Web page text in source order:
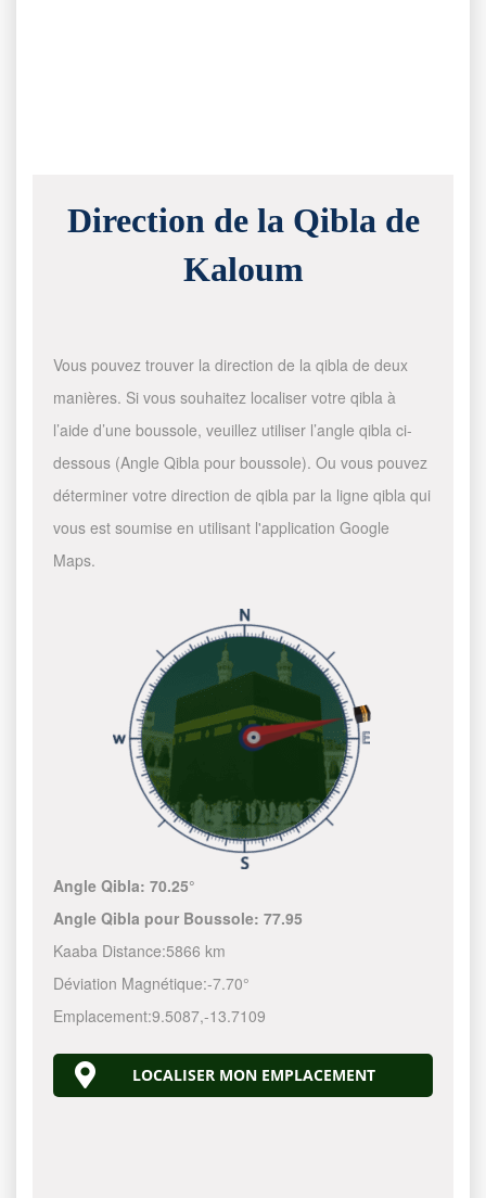
Direction de la Qibla de
Kaloum
Vous pouvez trouver la direction de la qibla de deux
manières. Si vous souhaitez localiser votre qibla à
l’aide d’une boussole, veuillez utiliser l’angle qibla ci-
dessous (Angle Qibla pour boussole). Ou vous pouvez
déterminer votre direction de qibla par la ligne qibla qui
vous est soumise en utilisant l'application Google
Maps.
Angle Qibla:70.25°
Angle Qibla pour Boussole:77.95
Kaaba Distance:5866 km
Déviation Magnétique:-7.70°
Emplacement:9.5087,-13.7109
LOCALISER MON EMPLACEMENT